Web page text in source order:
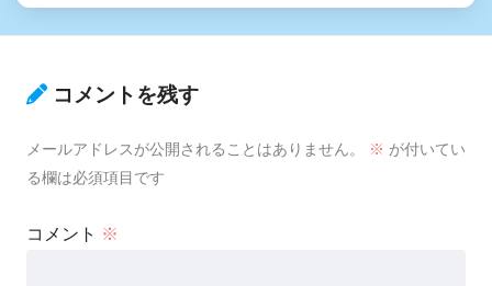
コメントを残す
メールアドレスが公開されることはありません。 ※ が付いてい
る欄は必須項目です
コメント ※